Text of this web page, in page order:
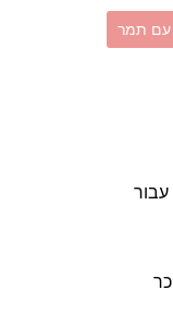
עם תמר
עבור